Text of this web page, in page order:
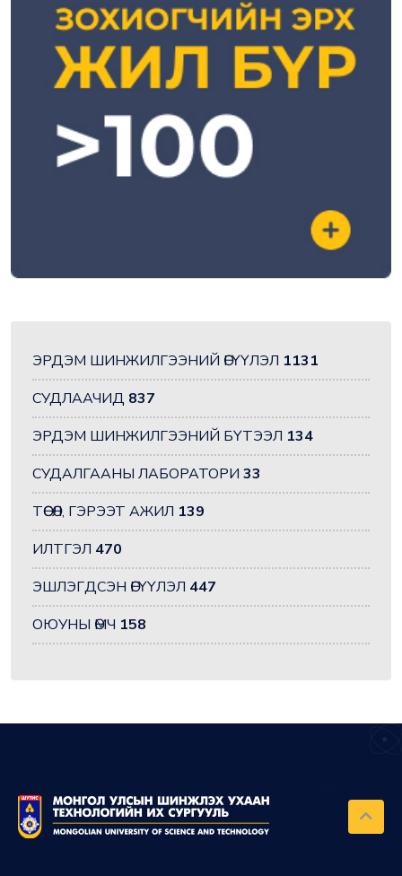
ЭРДЭМ ШИНЖИЛГЭЭНИЙ ӨГҮҮЛЭЛ 1131
СУДЛААЧИД 837
ЭРДЭМ ШИНЖИЛГЭЭНИЙ БҮТЭЭЛ 134
СУДАЛГААНЫ ЛАБОРАТОРИ 33
ТӨСӨЛ, ГЭРЭЭТ АЖИЛ 139
ИЛТГЭЛ 470
ЭШЛЭГДСЭН ӨГҮҮЛЭЛ 447
ОЮУНЫ ӨМЧ 158